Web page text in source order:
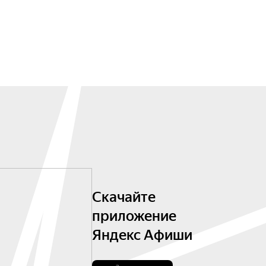
Скачайте
приложение
Яндекс Афиши